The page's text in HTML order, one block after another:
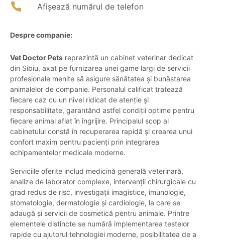
Afișează numărul de telefon
Despre companie:
Vet Doctor Pets reprezintă un cabinet veterinar dedicat
din Sibiu, axat pe furnizarea unei game largi de servicii
profesionale menite să asigure sănătatea și bunăstarea
animalelor de companie. Personalul calificat tratează
fiecare caz cu un nivel ridicat de atenție și
responsabilitate, garantând astfel condiții optime pentru
fiecare animal aflat în îngrijire. Principalul scop al
cabinetului constă în recuperarea rapidă și crearea unui
confort maxim pentru pacienți prin integrarea
echipamentelor medicale moderne.
Serviciile oferite includ medicină generală veterinară,
analize de laborator complexe, intervenții chirurgicale cu
grad redus de risc, investigații imagistice, imunologie,
stomatologie, dermatologie și cardiologie, la care se
adaugă și servicii de cosmetică pentru animale. Printre
elementele distincte se numără implementarea testelor
rapide cu ajutorul tehnologiei moderne, posibilitatea de a